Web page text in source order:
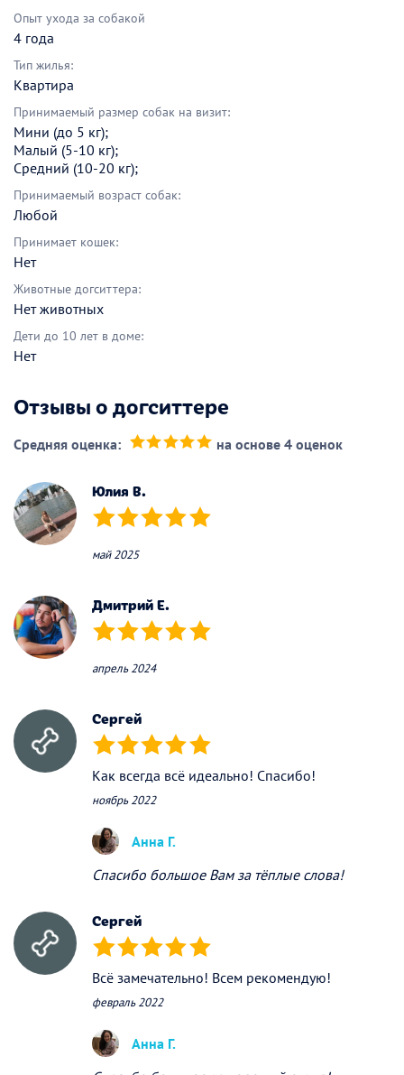
Опыт ухода за собакой
4 года
Тип жилья:
Квартира
Принимаемый размер собак на визит:
Мини (до 5 кг);
Малый (5-10 кг);
Средний (10-20 кг);
Принимаемый возраст собак:
Любой
Принимает кошек:
Нет
Животные догситтера:
Нет животных
Дети до 10 лет в доме:
Нет
Отзывы о догситтере
Средняя оценка: на основе 4 оценок
Юлия В.
(*) (*) (*) (*) (*)
май 2025
Дмитрий Е.
(*) (*) (*) (*) (*)
апрель 2024
Сергей
(*) (*) (*) (*) (*)
Как всегда всё идеально! Спасибо!
ноябрь 2022
Анна Г.
Спасибо большое Вам за тёплые слова!
Сергей
(*) (*) (*) (*) (*)
Всё замечательно! Всем рекомендую!
февраль 2022
Анна Г.